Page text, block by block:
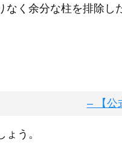
なく余分な柱を排除
う。